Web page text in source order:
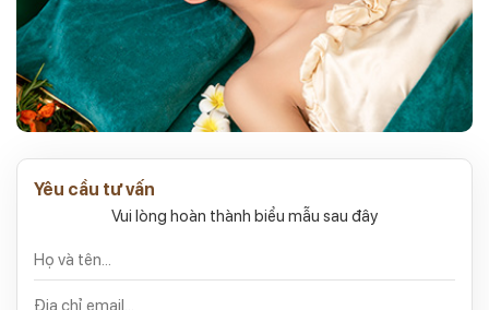
Yêu cầu tư vấn
Vui lòng hoàn thành biểu mẫu sau đây